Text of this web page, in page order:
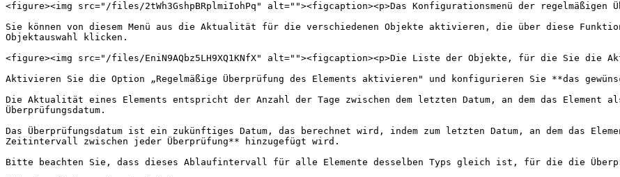
<figure><img src="/files/2tWh3GshpBRplmiIohPq" alt=""><figcaption><p>Das Konfigurationsmenü der
Sie können von diesem Menü aus die Aktualität für die verschiedenen Objekte aktivieren, die über diese
Objektauswahl klicken.
<figure><img src="/files/EniN9AQbz5LH9XQ1KNfX" alt=""><figcaption><p>Die Liste der Objekte, für die Sie
Aktivieren Sie die Option „Regelmäßige Überprüfung des Elements aktivieren" und konfigurieren Sie **das
Die Aktualität eines Elements entspricht der Anzahl der Tage zwischen dem letzten Datum, an dem das Element
Überprüfungsdatum.
Das Überprüfungsdatum ist ein zukünftiges Datum, das berechnet wird, indem zum letzten Datum, an dem das
Zeitintervall zwischen jeder Überprüfung** hinzugefügt wird.
Bitte beachten Sie, dass dieses Ablaufintervall für alle Elemente desselben Typs gleich ist, für die die